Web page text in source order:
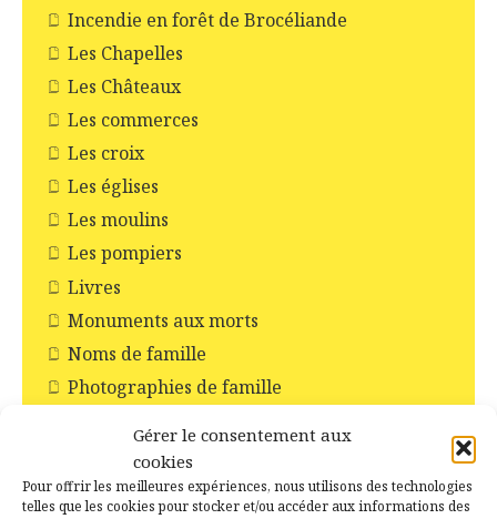
Gérer le consentement aux
cookies
Pour offrir les meilleures expériences, nous utilisons des technologies
telles que les cookies pour stocker et/ou accéder aux informations des
Incendie en forêt de Brocéliande
Les Chapelles
Les Châteaux
Les commerces
Les croix
Les églises
Les moulins
Les pompiers
Livres
Monuments aux morts
Noms de famille
Photographies de famille
Relevés de BMS
Rendez-vous de la généalogie